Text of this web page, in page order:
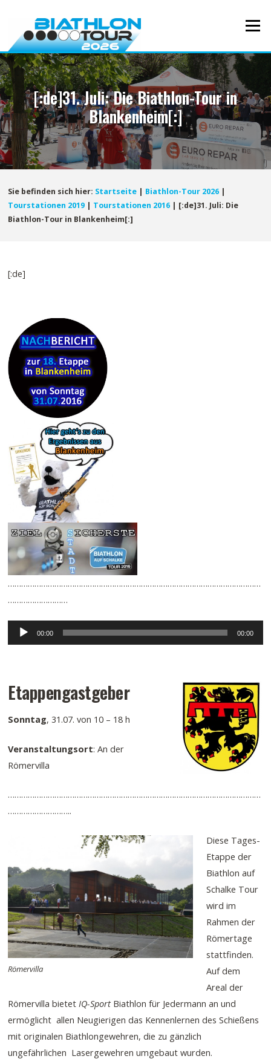
Inhalt
Menü
[:de]31. Juli: Die Biathlon-Tour in
Blankenheim[:]
Sie befinden sich hier: Startseite | Biathlon-Tour 2026 |
Tourstationen 2019 | Tourstationen 2016 | [:de]31. Juli: Die
Biathlon-Tour in Blankenheim[:]
[:de]
……………………………………………………………………………………………………
………………………
Audio-
Player
00:00 00:00
Etappengastgeber
Sonntag, 31.07. von 10 – 18 h
Veranstaltungsort: An der
Römervilla
……………………………………………………………………………………………………
………………………..
Römervilla
Diese Tages-
Etappe der
Biathlon auf
Schalke Tour
wird im
Rahmen der
Römertage
stattfinden.
Auf dem
Areal der
Römervilla bietet IQ-SportBiathlon für Jedermann an und
ermöglicht allen Neugierigen das Kennenlernen des Schießens
mit originalen Biathlongewehren, die zu gänzlich
ungefährlichen Lasergewehren umgebaut wurden.